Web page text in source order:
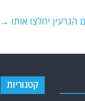
יחלצו אותו →
קטגוריות